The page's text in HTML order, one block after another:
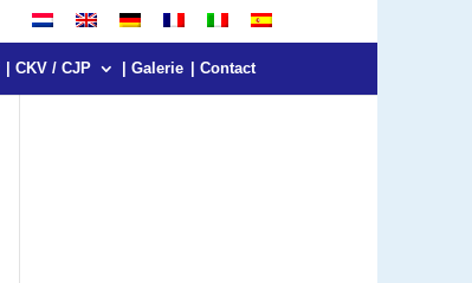
| CKV / CJP | Galerie | Contact